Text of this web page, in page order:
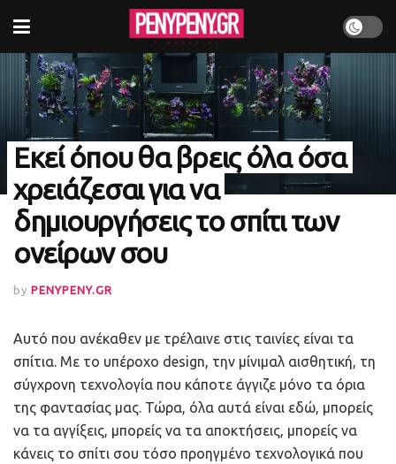
Εκεί όπου θα βρεις όλα όσα
χρειάζεσαι για να
δημιουργήσεις το σπίτι των
ονείρων σου
by PENYPENY.GR
Αυτό που ανέκαθεν με τρέλαινε στις ταινίες είναι τα
σπίτια. Με το υπέροχο design, την μίνιμαλ αισθητική, τη
σύγχρονη τεχνολογία που κάποτε άγγιζε μόνο τα όρια
της φαντασίας μας. Τώρα, όλα αυτά είναι εδώ, μπορείς
να τα αγγίξεις, μπορείς να τα αποκτήσεις, μπορείς να
κάνεις το σπίτι σου τόσο προηγμένο τεχνολογικά που